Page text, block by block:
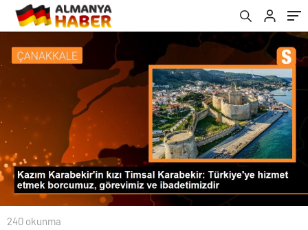
240 okunma